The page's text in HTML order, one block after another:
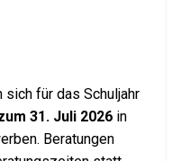
sich für das Schuljahr
31. Juli 2026 in
Beratungen